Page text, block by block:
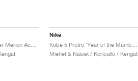
Kobe 5 Protro "Lower Merion Aces Away"
Nike
Miehet & Naiset / Koripallo / Kengät